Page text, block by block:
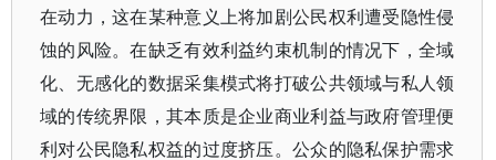
在动力，这在某种意义上将加剧公民权利遭受隐性侵
蚀的风险。在缺乏有效利益约束机制的情况下，全域
化、无感化的数据采集模式将打破公共领域与私人领
域的传统界限，其本质是企业商业利益与政府管理便
利对公民隐私权益的过度挤压。公众的隐私保护需求